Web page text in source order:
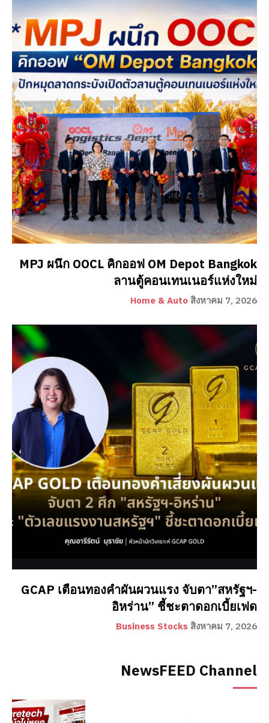
MPJ ผนึก OOCL คิกออฟ OM Depot Bangkok
ลานตู้คอนเทนเนอร์แห่งใหม่
Home & Auto สิงหาคม 7, 2026
GCAP เตือนทองคำผันผวนแรง จับตา”สหรัฐฯ-
อิหร่าน” ชี้ชะตาดอกเบี้ยเฟด
Business Stocks สิงหาคม 7, 2026
NewsFEED Channel